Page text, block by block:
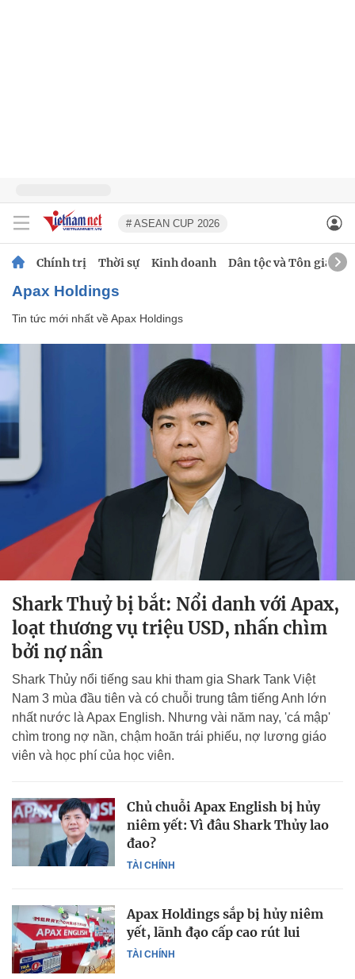
# ASEAN CUP 2026
Chính trị Thời sự Kinh doanh Dân tộc và Tôn giáo
Apax Holdings
Tin tức mới nhất vềApax Holdings
Shark Thuỷ bị bắt: Nổi danh với Apax,
loạt thương vụ triệu USD, nhấn chìm
bởi nợ nần
Shark Thủy nổi tiếng sau khi tham gia Shark Tank Việt
Nam 3 mùa đầu tiên và có chuỗi trung tâm tiếng Anh lớn
nhất nước là Apax English. Nhưng vài năm nay, 'cá mập'
chìm trong nợ nần, chậm hoãn trái phiếu, nợ lương giáo
viên và học phí của học viên.
TÀI CHÍNH
Chủ chuỗi Apax English bị hủy
niêm yết: Vì đâu Shark Thủy lao
đao?
TÀI CHÍNH
Apax Holdings sắp bị hủy niêm
yết, lãnh đạo cấp cao rút lui